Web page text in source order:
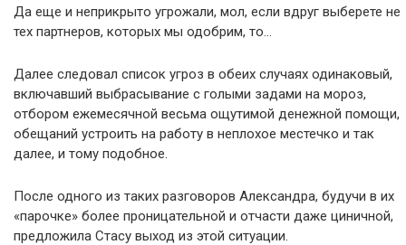
Да еще и неприкрыто угрожали, мол, если вдруг выберете не
тех партнеров, которых мы одобрим, то…
Далее следовал список угроз в обеих случаях одинаковый,
включавший выбрасывание с голыми задами на мороз,
отбором ежемесячной весьма ощутимой денежной помощи,
обещаний устроить на работу в неплохое местечко и так
далее, и тому подобное.
После одного из таких разговоров Александра, будучи в их
«парочке» более проницательной и отчасти даже циничной,
предложила Стасу выход из этой ситуации.